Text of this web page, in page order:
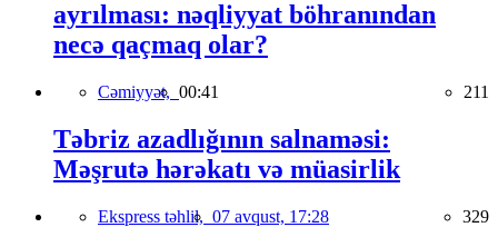
ayrılması: nəqliyyat böhranından
necə qaçmaq olar?
Cəmiyyət, 00:41 211
Təbriz azadlığının salnaməsi:
Məşrutə hərəkatı və müasirlik
Ekspress təhlil, 07 avqust, 17:28 329